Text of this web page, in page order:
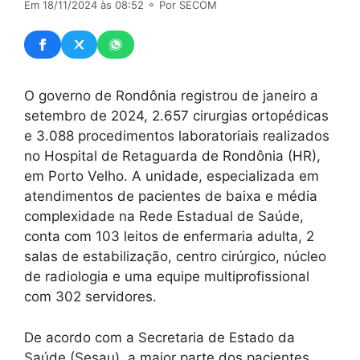
Em 18/11/2024 às 08:52 ⚬ Por SECOM
O governo de Rondônia registrou de janeiro a
setembro de 2024, 2.657 cirurgias ortopédicas
e 3.088 procedimentos laboratoriais realizados
no Hospital de Retaguarda de Rondônia (HR),
em Porto Velho. A unidade, especializada em
atendimentos de pacientes de baixa e média
complexidade na Rede Estadual de Saúde,
conta com 103 leitos de enfermaria adulta, 2
salas de estabilização, centro cirúrgico, núcleo
de radiologia e uma equipe multiprofissional
com 302 servidores.
De acordo com a Secretaria de Estado da